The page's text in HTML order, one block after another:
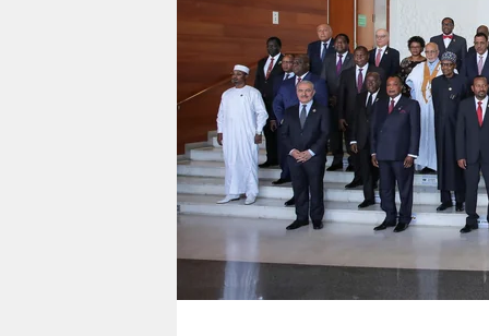
verlag
veranstaltungen
shop
fragen & hilfe
unterstützen